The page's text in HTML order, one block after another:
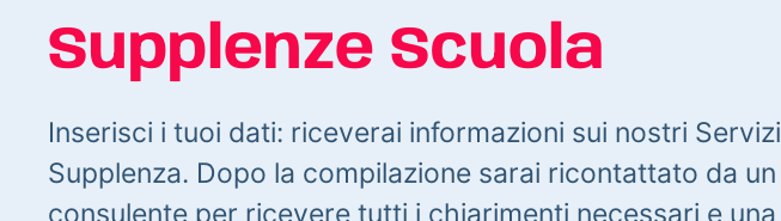
Supplenze Scuola
Inserisci i tuoi dati: riceverai informazioni sui nostri Servizi
Supplenza. Dopo la compilazione sarai ricontattato da un
consulente per ricevere tutti i chiarimenti necessari e una